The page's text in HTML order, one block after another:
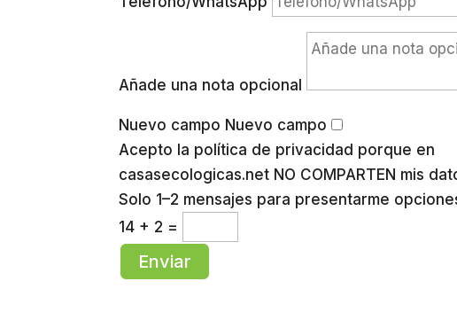
Añade una nota opcional
Nuevo campo Nuevo campo
Acepto la política de privacidad porque en
casasecologicas.net NO COMPARTEN mis
Solo 1–2 mensajes para presentarme
14 + 2 =
Enviar